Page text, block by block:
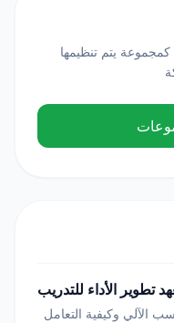
يتم تنظيمها
تطوير الأداء للتدريب
الآلي وكيفية التعامل